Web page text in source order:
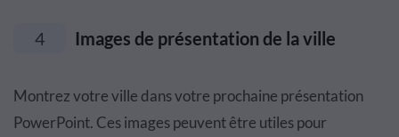
4 Images de présentation de la ville
Montrez votre ville dans votre prochaine présentation
PowerPoint. Ces images peuvent être utiles pour